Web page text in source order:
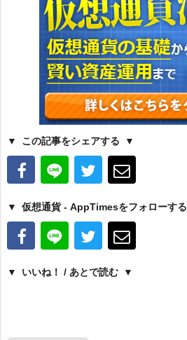
この記事をシェアする
仮想通貨 - AppTimesをフォローする
いいね！ / あとで読む